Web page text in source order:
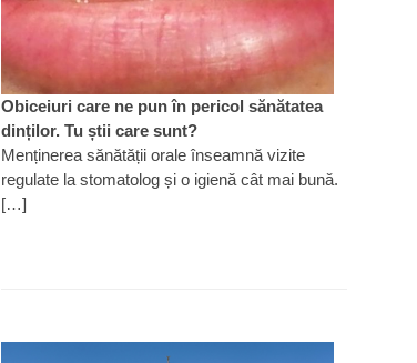
Obiceiuri care ne pun în pericol sănătatea
dinților. Tu știi care sunt?
Menținerea sănătății orale înseamnă vizite
regulate la stomatolog și o igienă cât mai bună.
[…]